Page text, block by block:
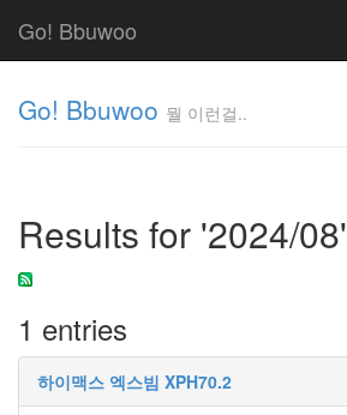
Go! Bbuwoo
Go! Bbuwoo 뭘 이런걸..
Results for '2024/08'
1 entries
하이맥스 엑스빔 XPH70.2
걸..
김
정
균
Cloud